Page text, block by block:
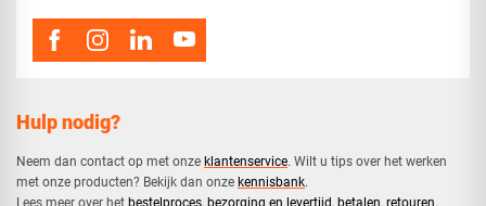
Hulp nodig?
Neem dan contact op met onze klantenservice. Wilt u tips over het werken
met onze producten? Bekijk dan onze kennisbank.
​Lees meer over het bestelproces, bezorging en levertijd, betalen, retouren.​